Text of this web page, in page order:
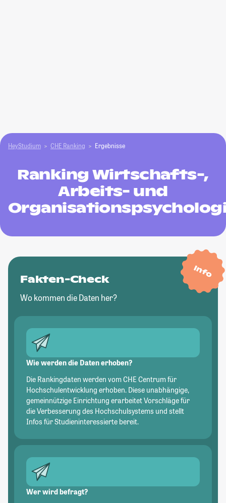
HeyStudium CHE Ranking Ergebnisse
Ranking Wirtschafts-,
Arbeits- und
Info
Fakten-Check
Wo kommen die Daten her?
Wie werden die Daten erhoben?
Die Rankingdaten werden vom CHE Centrum für
Hochschulentwicklung erhoben. Diese unabhängige,
gemeinnützige Einrichtung erarbeitet Vorschläge für
die Verbesserung des Hochschulsystems und stellt
Infos für Studieninteressierte bereit.
Wer wird befragt?